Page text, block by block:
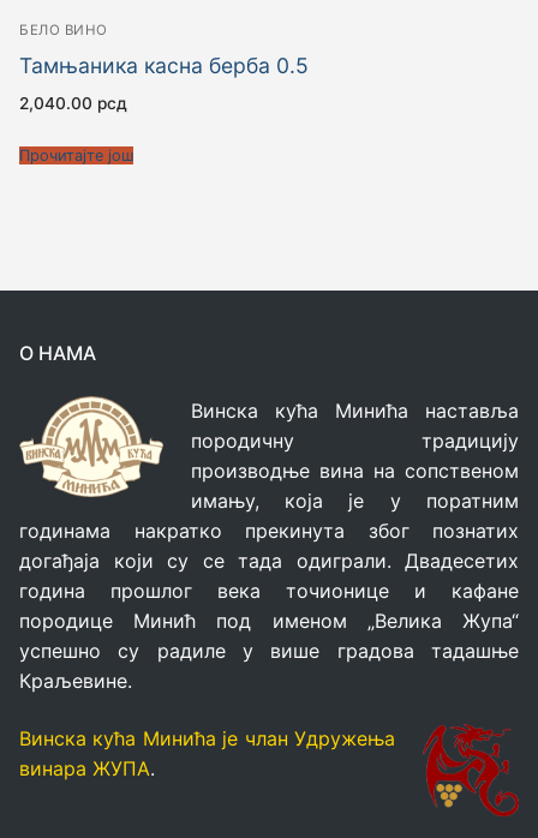
БЕЛО ВИНО
Тамњаника касна берба 0.5
2,040.00 рсд
Прочитајте још
О НАМА
Винска кућа Минића наставља
породичну традицију
производње вина на сопственом
имању, која је у поратним
годинама накратко прекинута због познатих
догађаја који су се тада одиграли. Двадесетих
година прошлог века точионице и кафане
породице Минић под именом „Велика Жупа“
успешно су радиле у више градова тадашње
Краљевине.
Винска кућа Минића је члан Удружења
винара ЖУПА.